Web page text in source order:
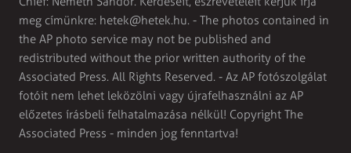
meg címünkre: hetek@hetek.hu. - The photos contained in
the AP photo service may not be published and
redistributed without the prior written authority of the
Associated Press. All Rights Reserved. - Az AP fotószolgálat
fotóit nem lehet leközölni vagy újrafelhasználni az AP
előzetes írásbeli felhatalmazása nélkül! Copyright The
Associated Press - minden jog fenntartva!